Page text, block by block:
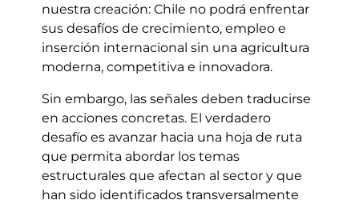
nuestra creación: Chile no podrá enfrentar
sus desafíos de crecimiento, empleo e
inserción internacional sin una agricultura
moderna, competitiva e innovadora.
Sin embargo, las señales deben traducirse
en acciones concretas. El verdadero
desafío es avanzar hacia una hoja de ruta
que permita abordar los temas
estructurales que afectan al sector y que
han sido identificados transversalmente